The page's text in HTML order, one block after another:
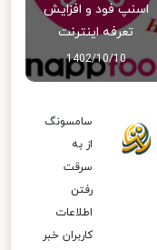
اسنپ‌ فود و افزایش
تعرفه اینترنت
1402/10/10
سامسونگ
از به
سرقت
رفتن
اطلاعات
کاربران خبر